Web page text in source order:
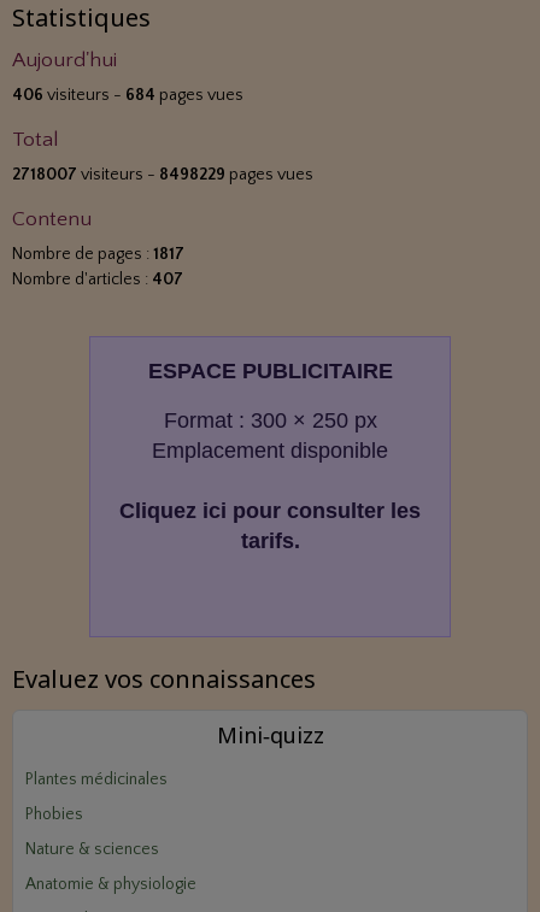
Statistiques
Aujourd'hui
406 visiteurs - 684 pages vues
Total
2718007 visiteurs - 8498229 pages vues
Contenu
Nombre de pages : 1817
Nombre d'articles : 407
ESPACE PUBLICITAIRE
Format : 300 × 250 px
Emplacement disponible
Cliquez ici pour consulter les
tarifs.
Evaluez vos connaissances
Mini‑quizz
Plantes médicinales
Phobies
Nature & sciences
Anatomie & physiologie